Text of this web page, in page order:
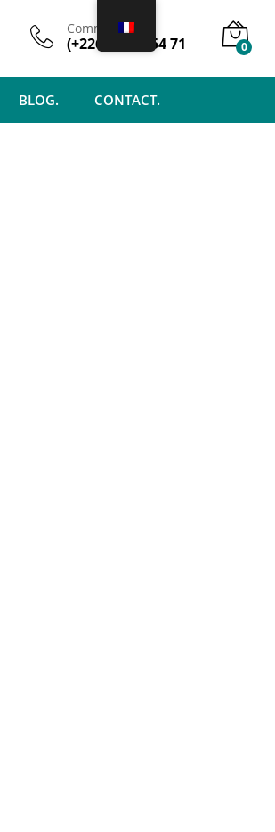
Commercial
(+226) 74 61 54 71 0
BLOG. CONTACT.